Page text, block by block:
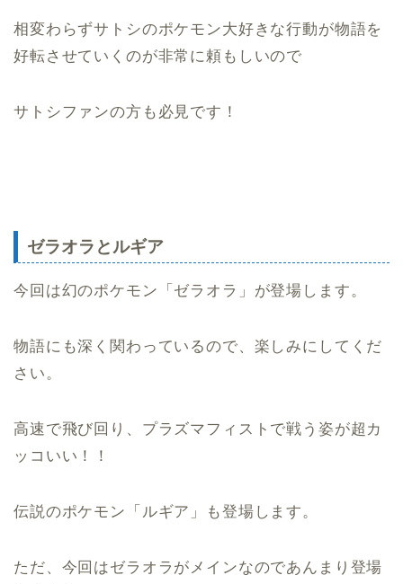
相変わらずサトシのポケモン大好きな行動が物語を
好転させていくのが非常に頼もしいので
サトシファンの方も必見です！
ゼラオラとルギア
今回は幻のポケモン「ゼラオラ」が登場します。
物語にも深く関わっているので、楽しみにしてくだ
さい。
高速で飛び回り、プラズマフィストで戦う姿が超カ
ッコいい！！
伝説のポケモン「ルギア」も登場します。
ただ、今回はゼラオラがメインなのであんまり登場